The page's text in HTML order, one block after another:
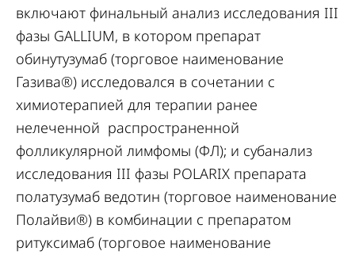
включают финальный анализ исследования III
фазы GALLIUM, в котором препарат
обинутузумаб (торговое наименование
Газива®) исследовался в сочетании с
химиотерапией для терапии ранее
нелеченной распространенной
фолликулярной лимфомы (ФЛ); и субанализ
исследования III фазы POLARIX препарата
полатузумаб ведотин (торговое наименование
Полайви®) в комбинации с препаратом
ритуксимаб (торговое наименование